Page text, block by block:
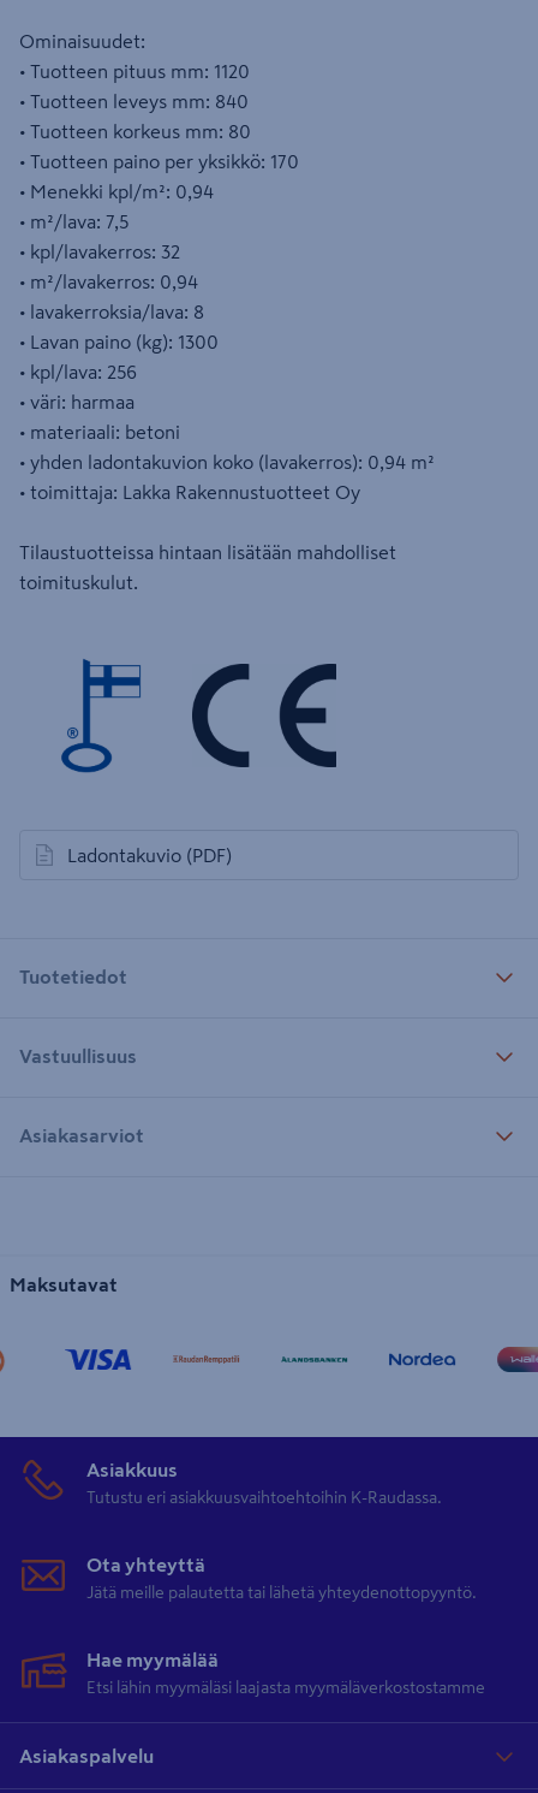
Ominaisuudet:
• Tuotteen pituus mm: 1120
• Tuotteen leveys mm: 840
• Tuotteen korkeus mm: 80
• Tuotteen paino per yksikkö: 170
• Menekki kpl/m²: 0,94
• m²/lava: 7,5
• kpl/lavakerros: 32
• m²/lavakerros: 0,94
• lavakerroksia/lava: 8
• Lavan paino (kg): 1300
• kpl/lava: 256
• väri: harmaa
• materiaali: betoni
• yhden ladontakuvion koko (lavakerros): 0,94 m²
• toimittaja: Lakka Rakennustuotteet Oy
Tilaustuotteissa hintaan lisätään mahdolliset
toimituskulut.
Ladontakuvio (PDF)
avautuu uuteen välilehteen
Tuotetiedot
Vastuullisuus
Asiakasarviot
Maksutavat
Asiakkuus
Tutustu eri asiakkuusvaihtoehtoihin K-Raudassa.
Ota yhteyttä
Jätä meille palautetta tai lähetä yhteydenottopyyntö.
Hae myymälää
Etsi lähin myymäläsi laajasta myymäläverkostostamme
Asiakaspalvelu